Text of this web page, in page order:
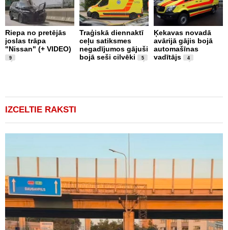
Riepa no pretējās
joslas trāpa
"Nissan" (+ VIDEO)
9
Traģiskā diennaktī
ceļu satiksmes
negadījumos gājuši
bojā seši cilvēki
5
Ķekavas novadā
avārijā gājis bojā
automašīnas
vadītājs
4
IZCELTIE RAKSTI